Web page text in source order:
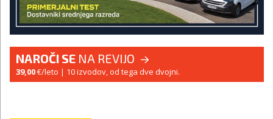
NAROČI SE NA REVIJO
39,00€/leto | 10 izvodov, od tega dve dvojni.